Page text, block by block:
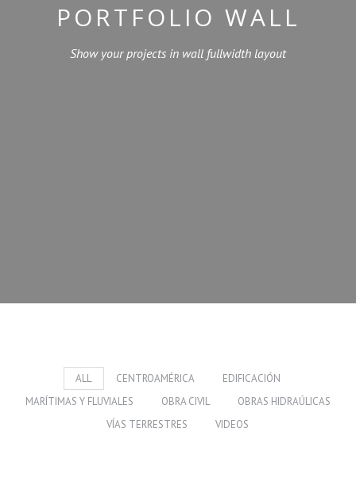
PORTFOLIO WALL
Show your projects in wall fullwidth layout
ALL CENTROAMÉRICA
EDIFICACIÓN
MARÍTIMAS Y FLUVIALES
OBRA CIVIL
OBRAS HIDRAÚLICAS
VÍAS TERRESTRES
VIDEOS